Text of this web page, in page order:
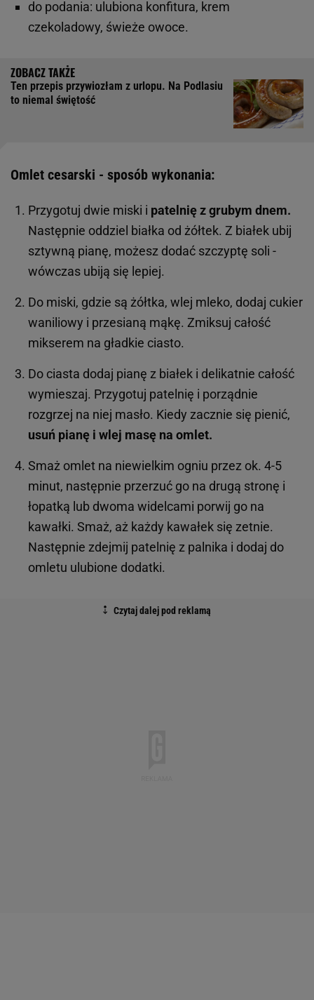
do podania: ulubiona konfitura, krem
czekoladowy, świeże owoce.
Ten przepis przywiozłam z urlopu. Na Podlasiu
to niemal świętość
Omlet cesarski - sposób wykonania:
Przygotuj dwie miski i patelnię z grubym dnem.
Następnie oddziel białka od żółtek. Z białek ubij
sztywną pianę, możesz dodać szczyptę soli -
wówczas ubiją się lepiej.
Do miski, gdzie są żółtka, wlej mleko, dodaj cukier
waniliowy i przesianą mąkę. Zmiksuj całość
mikserem na gładkie ciasto.
Do ciasta dodaj pianę z białek i delikatnie całość
wymieszaj. Przygotuj patelnię i porządnie
rozgrzej na niej masło. Kiedy zacznie się pienić,
usuń pianę i wlej masę na omlet.
Smaż omlet na niewielkim ogniu przez ok. 4-5
minut, następnie przerzuć go na drugą stronę i
łopatką lub dwoma widelcami porwij go na
kawałki. Smaż, aż każdy kawałek się zetnie.
Następnie zdejmij patelnię z palnika i dodaj do
omletu ulubione dodatki.